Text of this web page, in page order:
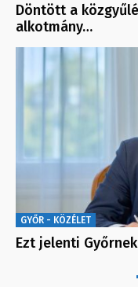
Döntött a
alkotmány…
GYŐR - KÖZÉLET
Ezt jelenti